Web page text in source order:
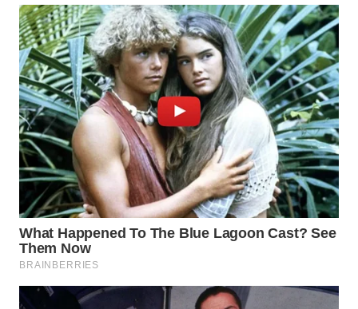
WN
PAKPAK
WN
KARAWANG
WN
BEKASI
WN
BOGOR
WN
DEPOK